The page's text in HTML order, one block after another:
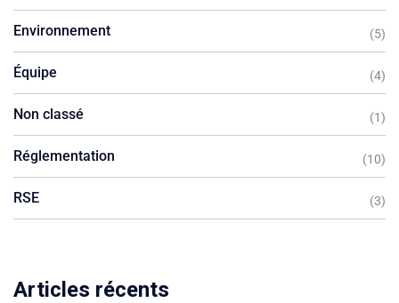
Environnement (5)
Équipe (4)
Non classé (1)
Réglementation (10)
RSE (3)
Articles récents